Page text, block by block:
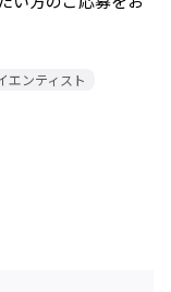
エンティスト